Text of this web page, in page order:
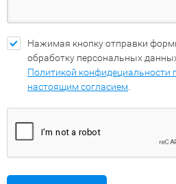
Нажимая кнопку отправки
обработку персональных
Политикой конфидециальности
настоящим согласием